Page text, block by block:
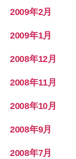
2009年2月
2009年1月
2008年12月
2008年11月
2008年10月
2008年9月
2008年7月